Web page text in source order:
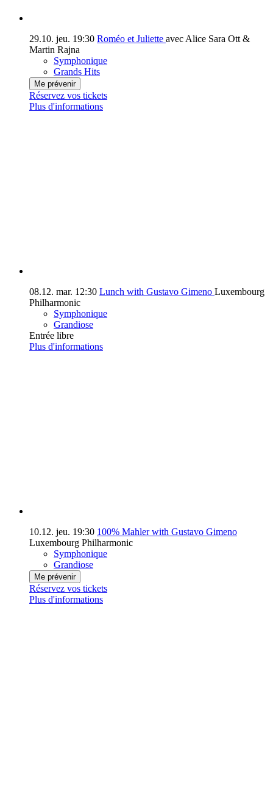
29.10. jeu. 19:30 Roméo et Juliette avec Alice Sara Ott &
Martin Rajna
Symphonique
Grands Hits
Me prévenir
Réservez vos tickets
Plus d'informations
08.12. mar. 12:30 Lunch with Gustavo Gimeno Luxembourg
Philharmonic
Symphonique
Grandiose
Entrée libre
Plus d'informations
10.12. jeu. 19:30 100% Mahler with Gustavo Gimeno
Luxembourg Philharmonic
Symphonique
Grandiose
Me prévenir
Réservez vos tickets
Plus d'informations